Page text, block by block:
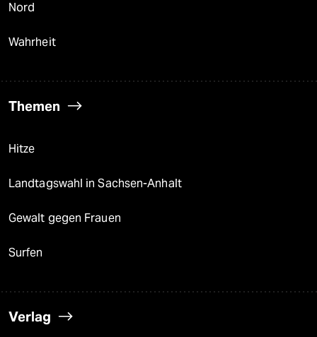
Nord
Wahrheit
Themen
Hitze
Landtagswahl in Sachsen-Anhalt
Gewalt gegen Frauen
Surfen
Verlag